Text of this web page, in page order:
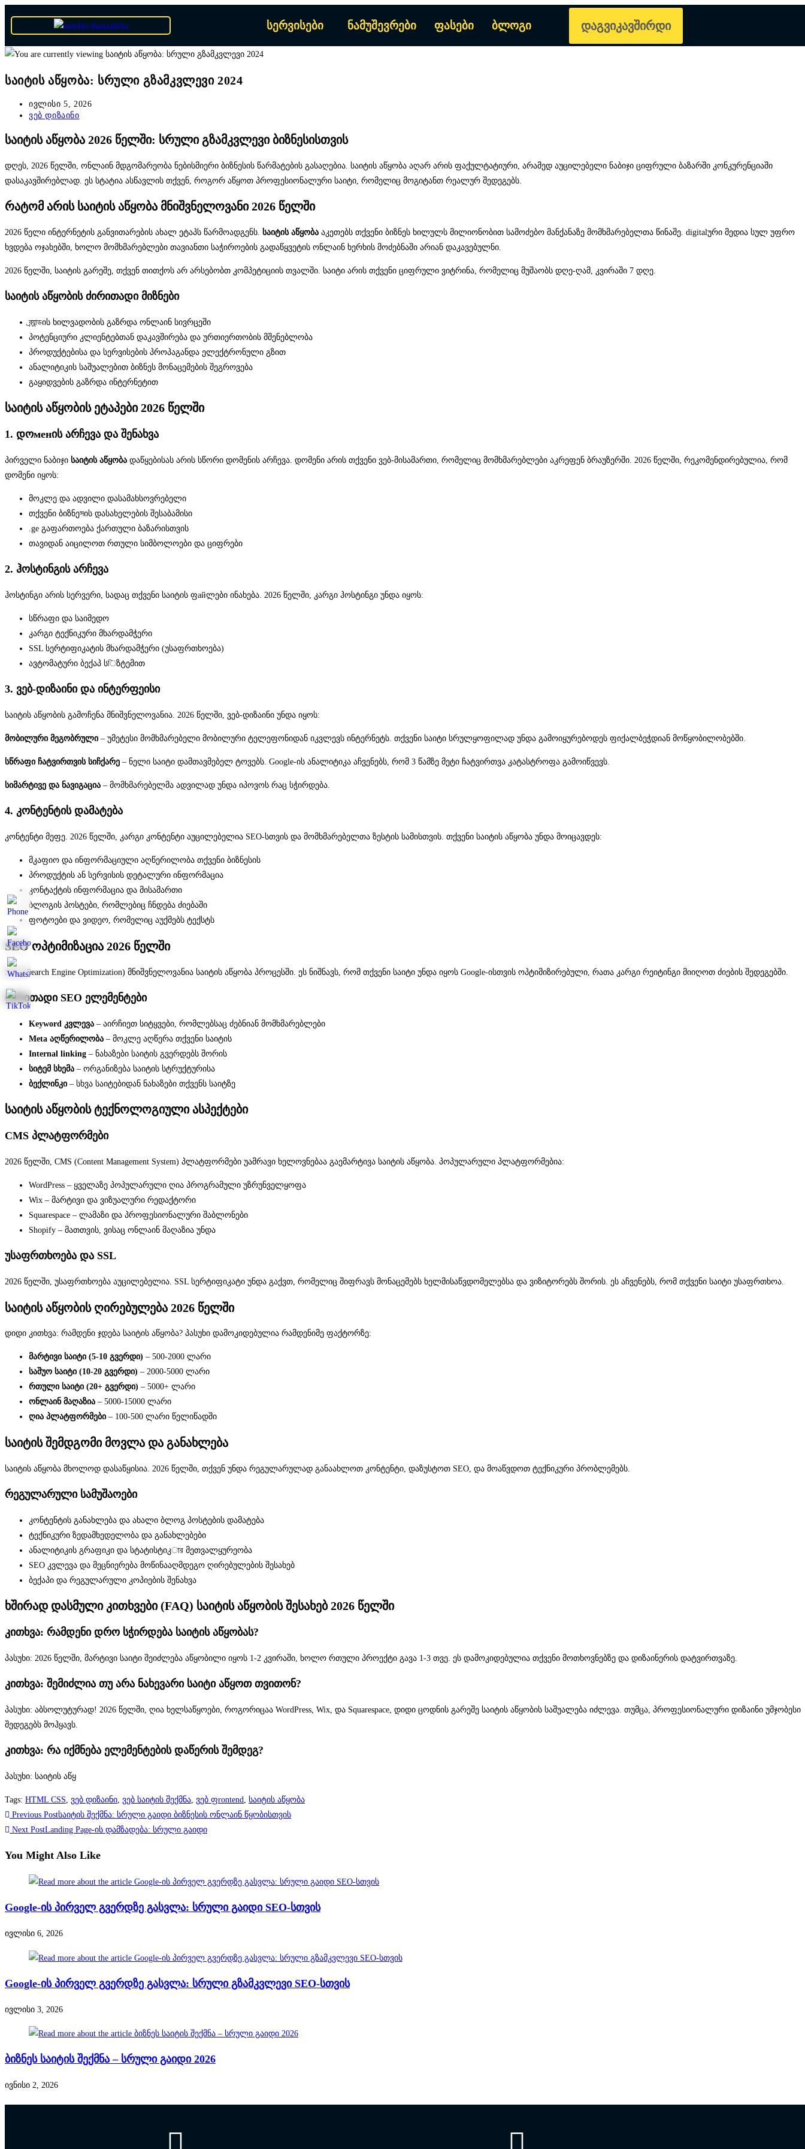
სერვისები ნამუშევრები ფასები ბლოგი დაგვიკავშირდი
საიტის აწყობა: სრული გზამკვლევი 2024
ივლისი 5, 2026
ვებ დიზაინი
საიტის აწყობა 2026 წელში: სრული გზამკვლევი ბიზნესისთვის
დღეს, 2026 წელში, ონლაინ მდგომარეობა ნებისმიერი ბიზნესის წარმატების გასაღებია. საიტის აწყობა აღარ არის ფაქულტატიური, არამედ აუცილებელი ნაბიჯი ციფრული ბაზარში კონკურენციაში
დასაკავშირებლად. ეს სტატია ასწავლის თქვენ, როგორ აწყოთ პროფესიონალური საიტი, რომელიც მოგიტანთ რეალურ შედეგებს.
რატომ არის საიტის აწყობა მნიშვნელოვანი 2026 წელში
2026 წელი ინტერნეტის განვითარების ახალ ეტაპს წარმოადგენს. საიტის აწყობა აკეთებს თქვენი ბიზნეს ხილულს მილიონობით სამოძებო მანქანაზე მომხმარებელთა წინაშე. digitalური მედია სულ უფრო
ხვდება ოჯახებში, ხოლო მომხმარებლები თავიანთი საჭიროების გადაწყვეტის ონლაინ ხერხის მოძებნაში არიან დაკავებულნი.
2026 წელში, საიტის გარეშე, თქვენ თითქოს არ არსებობთ კომპეტიციის თვალში. საიტი არის თქვენი ციფრული ვიტრინა, რომელიც მუშაობს დღე-ღამ, კვირაში 7 დღე.
საიტის აწყობის ძირითადი მიზნები
ব্র্যান্ডის ხილვადობის გაზრდა ონლაინ სივრცეში
პოტენციური კლიენტებთან დაკავშირება და ურთიერთობის მშენებლობა
პროდუქტებისა და სერვისების პროპაგანდა ელექტრონული გზით
ანალიტიკის საშუალებით ბიზნეს მონაცემების შეგროვება
გაყიდვების გაზრდა ინტერნეტით
საიტის აწყობის ეტაპები 2026 წელში
1. დოменის არჩევა და შენახვა
პირველი ნაბიჯი საიტის აწყობა დაწყებისას არის სწორი დომენის არჩევა. დომენი არის თქვენი ვებ-მისამართი, რომელიც მომხმარებლები აკრეფენ ბრაუზერში. 2026 წელში, რეკომენდირებულია, რომ
დომენი იყოს:
მოკლე და ადვილი დასამახსოვრებელი
თქვენი ბიზნეসის დასახელების შესაბამისი
.ge გაფართოება ქართული ბაზარისთვის
თავიდან აიცილოთ რთული სიმბოლოები და ციფრები
2. ჰოსტინგის არჩევა
ჰოსტინგი არის სერვერი, სადაც თქვენი საიტის ფайლები ინახება. 2026 წელში, კარგი ჰოსტინგი უნდა იყოს:
სწრაფი და საიმედო
კარგი ტექნიკური მხარდამჭერი
SSL სერტიფიკატის მხარდამჭერი (უსაფრთხოება)
ავტომატური ბექაპ სিზტემით
3. ვებ-დიზაინი და ინტერფეისი
საიტის აწყობის გამოჩენა მნიშვნელოვანია. 2026 წელში, ვებ-დიზაინი უნდა იყოს:
მობილური მეგობრული – უმეტესი მომხმარებელი მობილური ტელეფონიდან იკვლევს ინტერნეტს. თქვენი საიტი სრულყოფილად უნდა გამოიყურებოდეს ფიქალბეჭდიან მოწყობილობებში.
სწრაფი ჩატვირთვის სიჩქარე – ნელი საიტი დამთავმებელ ტოვებს. Google-ის ანალიტიკა აჩვენებს, რომ 3 წამზე მეტი ჩატვირთვა კატასტროფა გამოიწვევს.
სიმარტივე და ნავიგაცია – მომხმარებელმა ადვილად უნდა იპოვოს რაც სჭირდება.
4. კონტენტის დამატება
კონტენტი მეფე. 2026 წელში, კარგი კონტენტი აუცილებელია SEO-სთვის და მომხმარებელთა ზესტის სამისთვის. თქვენი საიტის აწყობა უნდა მოიცავდეს:
მკაფიო და ინფორმაციული აღწერილობა თქვენი ბიზნესის
პროდუქტის ან სერვისის დეტალური ინფორმაცია
კონტაქტის ინფორმაცია და მისამართი
ბლოგის პოსტები, რომლებიც ჩნდება ძიებაში
ფოტოები და ვიდეო, რომელიც აუქმებს ტექსტს
SEO ოპტიმიზაცია 2026 წელში
SEO (Search Engine Optimization) მნიშვნელოვანია საიტის აწყობა პროცესში. ეს ნიშნავს, რომ თქვენი საიტი უნდა იყოს Google-ისთვის ოპტიმიზირებული, რათა კარგი რეიტინგი მიიღოთ ძიების შედეგებში.
ძირითადი SEO ელემენტები
Keyword კვლევა – აირჩიეთ სიტყვები, რომლებსაც ძებნიან მომხმარებლები
Meta აღწერილობა – მოკლე აღწერა თქვენი საიტის
Internal linking – ნახაზები საიტის გვერდებს შორის
სიტემ სხემა – ორგანიზება საიტის სტრუქტურისა
ბექლინკი – სხვა საიტებიდან ნახაზები თქვენს საიტზე
საიტის აწყობის ტექნოლოგიული ასპექტები
CMS პლატფორმები
2026 წელში, CMS (Content Management System) პლატფორმები უამრავი ხელოვნებაა გაემარტივა საიტის აწყობა. პოპულარული პლატფორმებია:
WordPress – ყველაზე პოპულარული ღია პროგრამული უზრუნველყოფა
Wix – მარტივი და ვიზუალური რედაქტორი
Squarespace – ლამაზი და პროფესიონალური შაბლონები
Shopify – მათთვის, ვისაც ონლაინ მაღაზია უნდა
უსაფრთხოება და SSL
2026 წელში, უსაფრთხოება აუცილებელია. SSL სერტიფიკატი უნდა გაქვთ, რომელიც შიფრავს მონაცემებს ხელმისაწვდომელებსა და ვიზიტორებს შორის. ეს აჩვენებს, რომ თქვენი საიტი უსაფრთხოა.
საიტის აწყობის ღირებულება 2026 წელში
დიდი კითხვა: რამდენი ჯდება საიტის აწყობა? პასუხი დამოკიდებულია რამდენიმე ფაქტორზე:
მარტივი საიტი (5-10 გვერდი) – 500-2000 ლარი
საშუო საიტი (10-20 გვერდი) – 2000-5000 ლარი
რთული საიტი (20+ გვერდი) – 5000+ ლარი
ონლაინ მაღაზია – 5000-15000 ლარი
ღია პლატფორმები – 100-500 ლარი წელიწადში
საიტის შემდგომი მოვლა და განახლება
საიტის აწყობა მხოლოდ დასაწყისია. 2026 წელში, თქვენ უნდა რეგულარულად განაახლოთ კონტენტი, დაზუსტოთ SEO, და მოაწვდოთ ტექნიკური პრობლემებს.
რეგულარული სამუშაოები
კონტენტის განახლება და ახალი ბლოგ პოსტების დამატება
ტექნიკური ზედამხედელობა და განახლებები
ანალიტიკის გრაფიკი და სტატისტიკার მეთვალყურეობა
SEO კვლევა და მეცნიერება მოწინააღმდეგო ღირებულების შესახებ
ბექაპი და რეგულარული კოპიების შენახვა
ხშირად დასმული კითხვები (FAQ) საიტის აწყობის შესახებ 2026 წელში
კითხვა: რამდენი დრო სჭირდება საიტის აწყობას?
პასუხი: 2026 წელში, მარტივი საიტი შეიძლება აწყობილი იყოს 1-2 კვირაში, ხოლო რთული პროექტი გავა 1-3 თვე. ეს დამოკიდებულია თქვენი მოთხოვნებზე და დიზაინერის დატვირთვაზე.
კითხვა: შემიძლია თუ არა ნახევარი საიტი აწყოთ თვითონ?
პასუხი: აბსოლუტურად! 2026 წელში, ღია ხელსაწყოები, როგორიცაა WordPress, Wix, და Squarespace, დიდი ცოდნის გარეშე საიტის აწყობის საშუალება იძლევა. თუმცა, პროფესიონალური დიზაინი უმჯობესი
შედეგებს მოჰყავს.
კითხვა: რა იქმნება ელემენტების დაწერის შემდეგ?
პასუხი: საიტის აწყ
Tags: HTML CSS, ვებ დიზაინი, ვებ საიტის შექმნა, ვებ ფrontend, საიტის აწყობა
Previous Postსაიტის შექმნა: სრული გაიდი ბიზნესის ონლაინ წყობისთვის
Next PostLanding Page-ის დამზადება: სრული გაიდი
You Might Also Like
Google-ის პირველ გვერდზე გასვლა: სრული გაიდი SEO-სთვის
ივლისი 6, 2026
Google-ის პირველ გვერდზე გასვლა: სრული გზამკვლევი SEO-სთვის
ივლისი 3, 2026
ბიზნეს საიტის შექმნა – სრული გაიდი 2026
ივნისი 2, 2026